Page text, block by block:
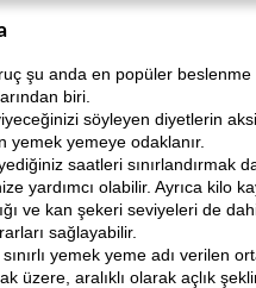
şu anda en popüler beslenme
biri.
söyleyen diyetlerin
yemek yemeye odaklanır.
saatleri sınırlandırmak
yardımcı olabilir. Ayrıca kilo
ve kan şekeri seviyeleri de
sağlayabilir.
yemek yeme adı verilen
üzere, aralıklı olarak açlık